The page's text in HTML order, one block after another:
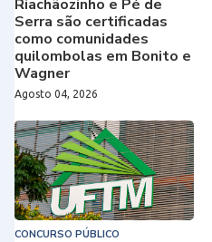
Riachãozinho e Pé de
Serra são certificadas
como comunidades
quilombolas em Bonito e
Wagner
Agosto 04, 2026
CONCURSO PÚBLICO